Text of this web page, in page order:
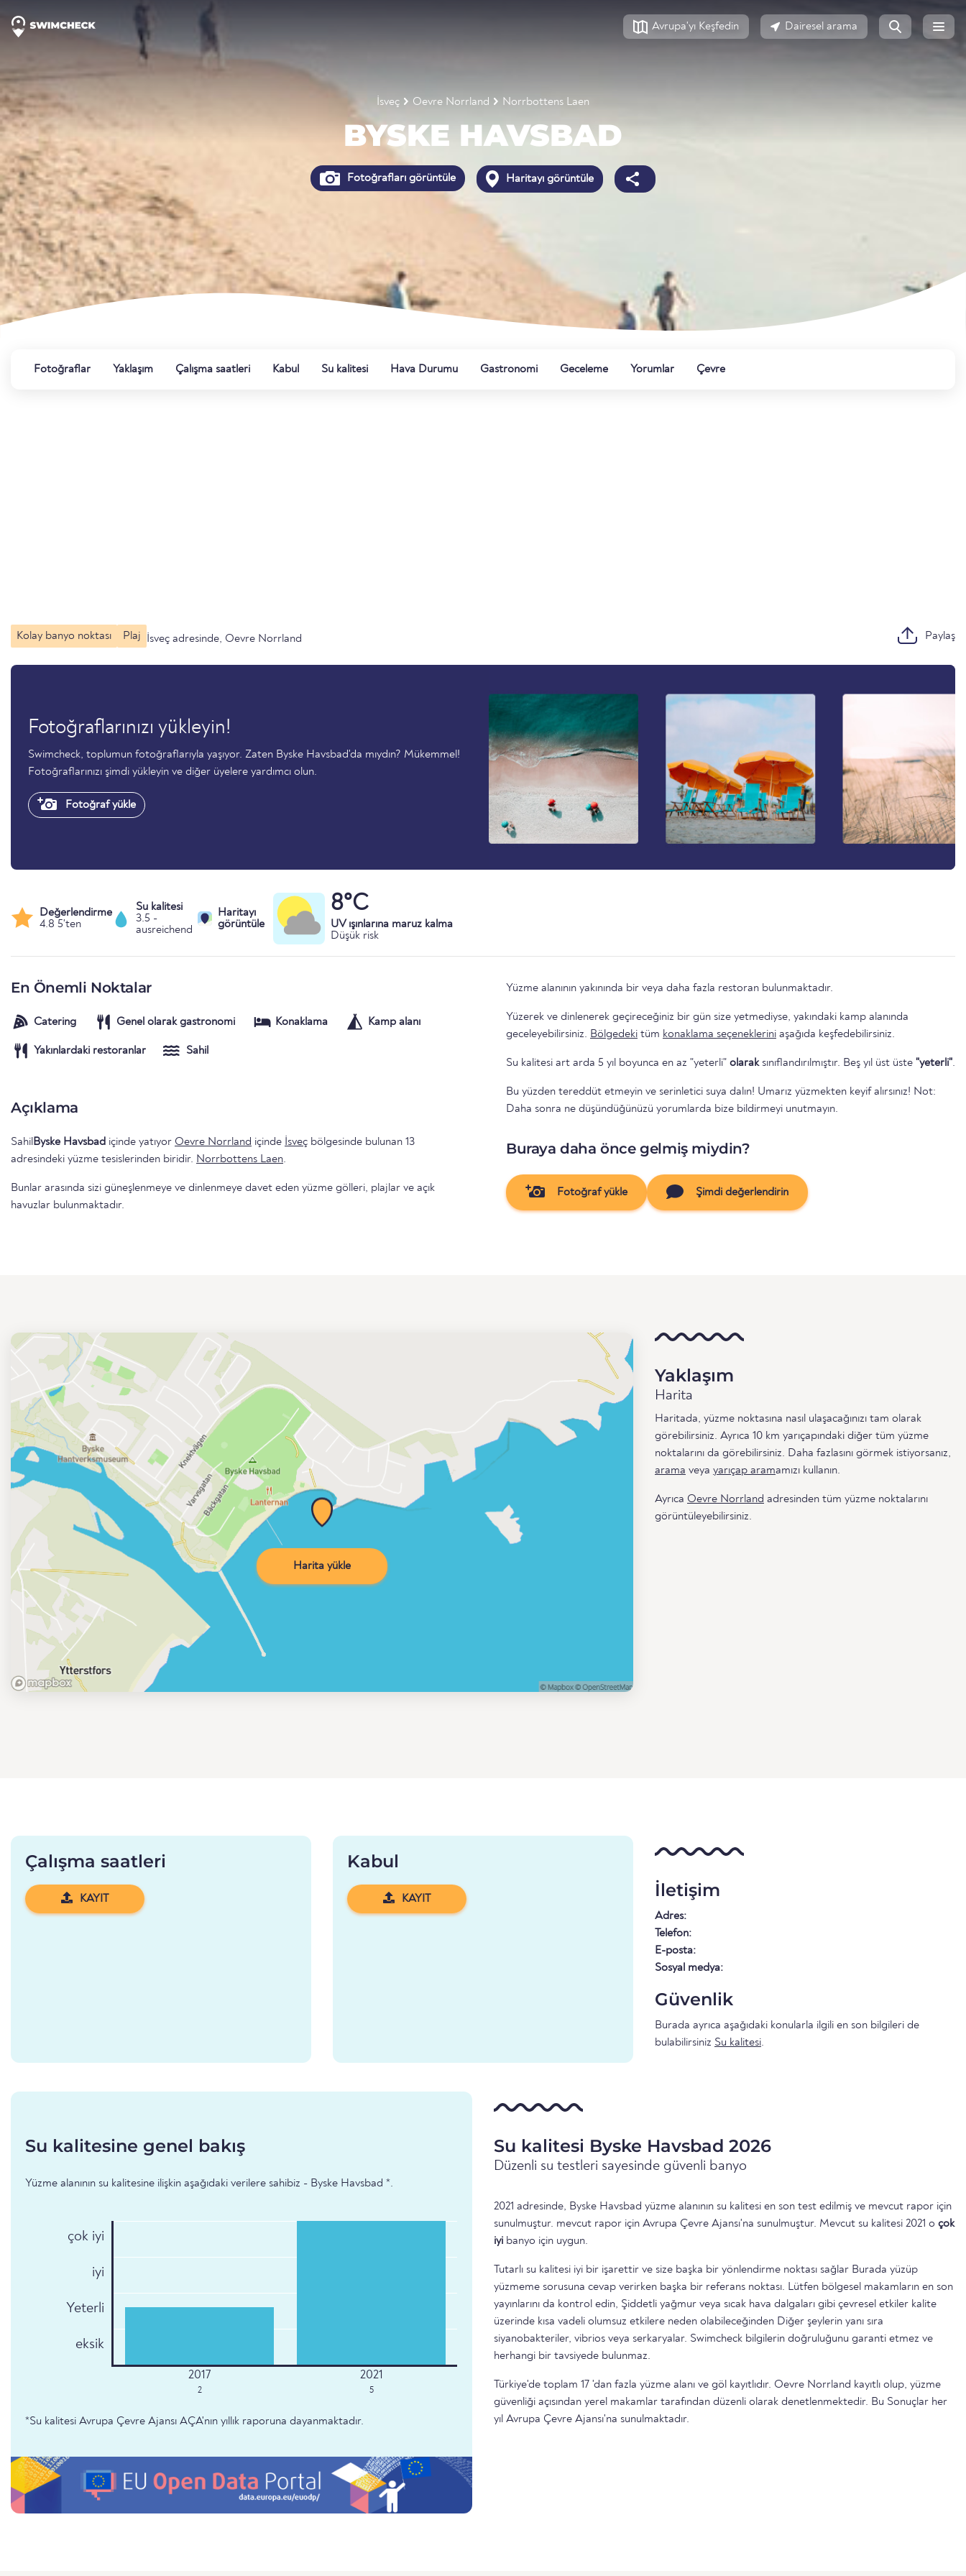
Avrupa'yı Keşfedin Dairesel arama
İsveç Oevre Norrland Norrbottens Laen
BYSKE HAVSBAD
Fotoğrafları görüntüle Haritayı görüntüle
Fotoğraflar Yaklaşım Çalışma saatleri Kabul Su kalitesi Hava Durumu Gastronomi Geceleme Yorumlar Çevre
Kolay banyo noktası Plaj İsveç adresinde, Oevre Norrland Paylaş
Fotoğraflarınızı yükleyin!
Swimcheck, toplumun fotoğraflarıyla yaşıyor. Zaten Byske Havsbad'da mıydın? Mükemmel!
Fotoğraflarınızı şimdi yükleyin ve diğer üyelere yardımcı olun.
Fotoğraf yükle
Değerlendirme
4.8 5'ten
Su kalitesi
3.5 -
ausreichend
Haritayı
görüntüle
8°C
UV ışınlarına maruz kalma
Düşük risk
En Önemli Noktalar
Catering Genel olarak gastronomi Konaklama Kamp alanı
Yakınlardaki restoranlar Sahil
Açıklama
Sahil Byske Havsbad içinde yatıyor Oevre Norrland içinde İsveç bölgesinde bulunan 13
adresindeki yüzme tesislerinden biridir. Norrbottens Laen.
Bunlar arasında sizi güneşlenmeye ve dinlenmeye davet eden yüzme gölleri, plajlar ve açık
havuzlar bulunmaktadır.
Yüzme alanının yakınında bir veya daha fazla restoran bulunmaktadır.
Yüzerek ve dinlenerek geçireceğiniz bir gün size yetmediyse, yakındaki kamp alanında
geceleyebilirsiniz. Bölgedeki tüm konaklama seçeneklerini aşağıda keşfedebilirsiniz.
Su kalitesi art arda 5 yıl boyunca en az "yeterli" olarak sınıflandırılmıştır. Beş yıl üst üste "yeterli".
Bu yüzden tereddüt etmeyin ve serinletici suya dalın! Umarız yüzmekten keyif alırsınız! Not:
Daha sonra ne düşündüğünüzü yorumlarda bize bildirmeyi unutmayın.
Buraya daha önce gelmiş miydin?
Fotoğraf yükle Şimdi değerlendirin
Harita yükle
Yaklaşım
Harita
Haritada, yüzme noktasına nasıl ulaşacağınızı tam olarak
görebilirsiniz. Ayrıca 10 km yarıçapındaki diğer tüm yüzme
noktalarını da görebilirsiniz. Daha fazlasını görmek istiyorsanız,
arama veya yarıçap aramamızı kullanın.
Ayrıca Oevre Norrland adresinden tüm yüzme noktalarını
görüntüleyebilirsiniz.
Çalışma saatleri
KAYIT
Kabul
KAYIT İletişim
Adres:
Telefon:
E-posta:
Sosyal medya:
Güvenlik
Burada ayrıca aşağıdaki konularla ilgili en son bilgileri de
bulabilirsiniz Su kalitesi.
Su kalitesine genel bakış
Yüzme alanının su kalitesine ilişkin aşağıdaki verilere sahibiz - Byske Havsbad *.
çok iyi
iyi
Yeterli
eksik
2 5
*Su kalitesi Avrupa Çevre Ajansı AÇA'nın yıllık raporuna dayanmaktadır.
Su kalitesi Byske Havsbad 2026
Düzenli su testleri sayesinde güvenli banyo
2021 adresinde, Byske Havsbad yüzme alanının su kalitesi en son test edilmiş ve mevcut rapor için
sunulmuştur. mevcut rapor için Avrupa Çevre Ajansı'na sunulmuştur. Mevcut su kalitesi 2021 o çok
iyi banyo için uygun.
Tutarlı su kalitesi iyi bir işarettir ve size başka bir yönlendirme noktası sağlar Burada yüzüp
yüzmeme sorusuna cevap verirken başka bir referans noktası. Lütfen bölgesel makamların en son
yayınlarını da kontrol edin, Şiddetli yağmur veya sıcak hava dalgaları gibi çevresel etkiler kalite
üzerinde kısa vadeli olumsuz etkilere neden olabileceğinden Diğer şeylerin yanı sıra
siyanobakteriler, vibrios veya serkaryalar. Swimcheck bilgilerin doğruluğunu garanti etmez ve
herhangi bir tavsiyede bulunmaz.
Türkiye'de toplam 17 'dan fazla yüzme alanı ve göl kayıtlıdır. Oevre Norrland kayıtlı olup, yüzme
güvenliği açısından yerel makamlar tarafından düzenli olarak denetlenmektedir. Bu Sonuçlar her
yıl Avrupa Çevre Ajansı'na sunulmaktadır.